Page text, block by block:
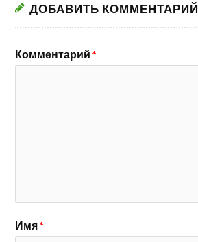
ДОБАВИТЬ КОММЕНТАРИЙ
Комментарий *
Имя*